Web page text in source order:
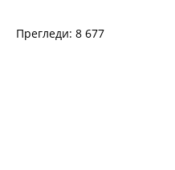
Прегледи: 8 677